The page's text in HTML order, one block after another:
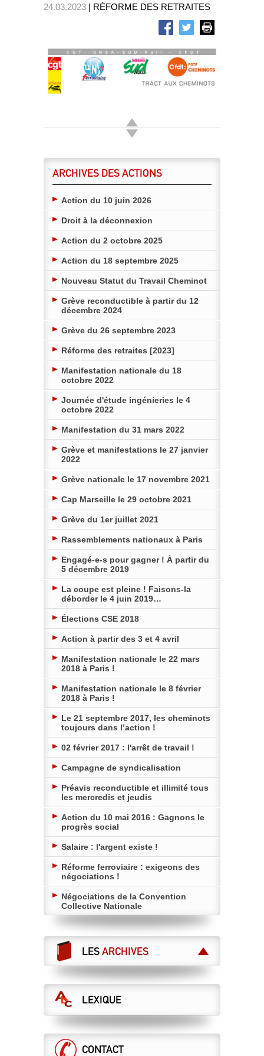
24.03.2023 | RÉFORME DES RETRAITES
ARCHIVES DES ACTIONS
Action du 10 juin 2026
Droit à la déconnexion
Action du 2 octobre 2025
Action du 18 septembre 2025
Nouveau Statut du Travail Cheminot
Grève reconductible à partir du 12
décembre 2024
Grève du 26 septembre 2023
Réforme des retraites [2023]
Manifestation nationale du 18
octobre 2022
Journée d'étude ingénieries le 4
octobre 2022
Manifestation du 31 mars 2022
Grève et manifestations le 27 janvier
2022
Grève nationale le 17 novembre 2021
Cap Marseille le 29 octobre 2021
Grève du 1er juillet 2021
Rassemblements nationaux à Paris
Engagé-e-s pour gagner ! À partir du
5 décembre 2019
La coupe est pleine ! Faisons-la
déborder le 4 juin 2019…
Élections CSE 2018
Action à partir des 3 et 4 avril
Manifestation nationale le 22 mars
2018 à Paris !
Manifestation nationale le 8 février
2018 à Paris !
Le 21 septembre 2017, les cheminots
toujours dans l’action !
02 février 2017 : l'arrêt de travail !
Campagne de syndicalisation
Préavis reconductible et illimité tous
les mercredis et jeudis
Action du 10 mai 2016 : Gagnons le
progrès social
Salaire : l'argent existe !
Réforme ferroviaire : exigeons des
négociations !
Négociations de la Convention
Collective Nationale
LESARCHIVES
LEXIQUE
CONTACT